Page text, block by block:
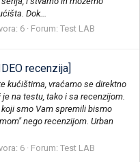
Dok...
6 Forum: Test LAB
recenzija]
kućištima, vraćamo se direktno
na testu, tako i sa recenzijom.
smo Vam spremili bismo
nego recenzijom. Urban
6 Forum: Test LAB